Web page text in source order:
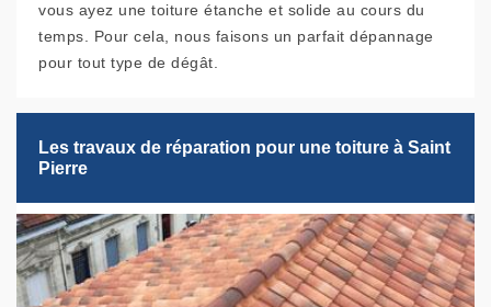
vous ayez une toiture étanche et solide au cours du
temps. Pour cela, nous faisons un parfait dépannage
pour tout type de dégât.
Les travaux de réparation pour une toiture à Saint
Pierre